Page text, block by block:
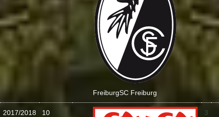
FreiburgSC Freiburg
2017/2018 10
3